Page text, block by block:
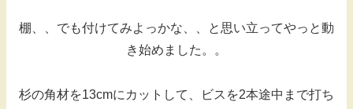
棚、、でも付けてみよっかな、、と思い立ってやっと動
き始めました。。
杉の角材を13cmにカットして、ビスを2本途中まで打ち